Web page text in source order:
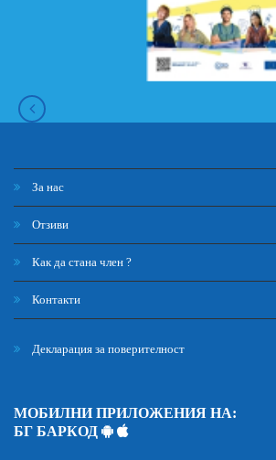
За нас
Отзиви
Как да стана член ?
Контакти
Декларация за поверителност
МОБИЛНИ ПРИЛОЖЕНИЯ НА:
БГ БАРКОД